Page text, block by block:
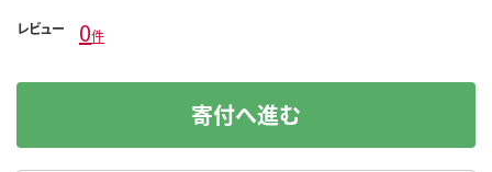
レビュー 0件
寄付へ進む